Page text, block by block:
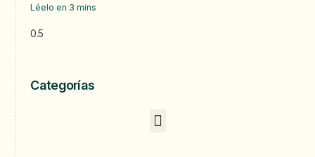
Léelo en 3 mins
Categorías